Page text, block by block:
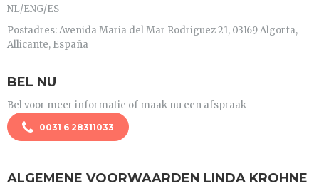
NL/ENG/ES
Postadres: Avenida Maria del Mar Rodriguez 21, 03169 Algorfa,
Allicante, España
BEL NU
Bel voor meer informatie of maak nu een afspraak
0031 6 28311033
ALGEMENE VOORWAARDEN LINDA KROHNE